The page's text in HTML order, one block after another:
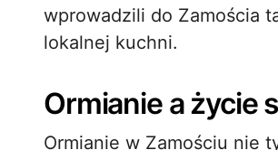
wprowadzili do Zamościa
lokalnej kuchni.
Ormianie a życie
Ormianie w Zamościu nie